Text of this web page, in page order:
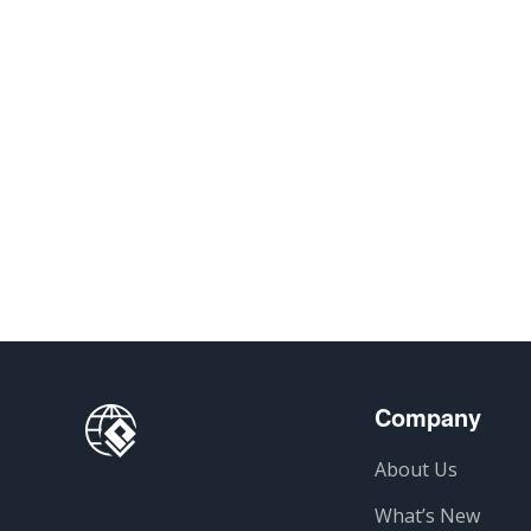
Company
About Us
What’s New